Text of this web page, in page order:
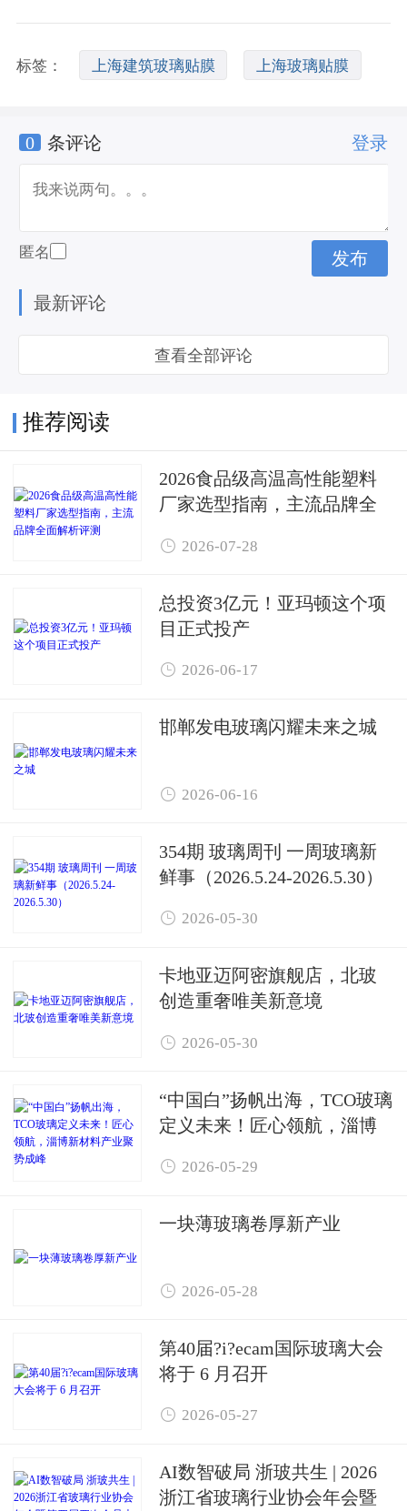
标签： 上海建筑玻璃贴膜 上海玻璃贴膜
上海办公室贴膜
0 条评论 登录
匿名
最新评论
查看全部评论
推荐阅读
2026食品级高温高性能塑料
厂家选型指南，主流品牌全
 2026-07-28
总投资3亿元！亚玛顿这个项
目正式投产
 2026-06-17
邯郸发电玻璃闪耀未来之城
 2026-06-16
354期 玻璃周刊 一周玻璃新
鲜事（2026.5.24-2026.5.30）
 2026-05-30
卡地亚迈阿密旗舰店，北玻
创造重奢唯美新意境
 2026-05-30
“中国白”扬帆出海，TCO玻璃
定义未来！匠心领航，淄博
 2026-05-29
一块薄玻璃卷厚新产业
 2026-05-28
第40届?i?ecam国际玻璃大会
将于 6 月召开
 2026-05-27
AI数智破局 浙玻共生 | 2026
浙江省玻璃行业协会年会暨